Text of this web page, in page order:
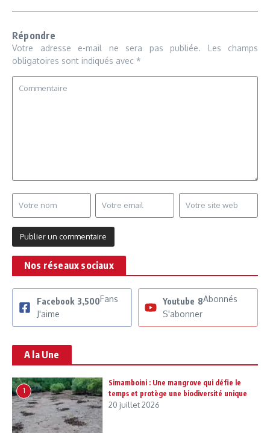
Répondre
Votre adresse e-mail ne sera pas publiée.
Les champs
obligatoires sont indiqués avec *
Nos réseaux sociaux
Facebook 3,500Fans
J'aime
Youtube 8Abonnés
S'abonner
A la Une
1
Simamboini : Une mangrove qui défie le
temps et protège une biodiversité unique
20 juillet 2026